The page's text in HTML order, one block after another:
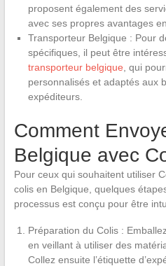
proposent également des
avec ses propres avantages
Transporteur Belgique : Pour
spécifiques, il peut être
transporteur belgique , qui
personnalisés et adaptés aux
expéditeurs.
Comment
Belgique avec
Pour ceux qui souhaitent utiliser
colis en Belgique, quelques
processus est conçu pour être
Préparation du Colis :
en veillant à utiliser des
Collez ensuite l’étiquette